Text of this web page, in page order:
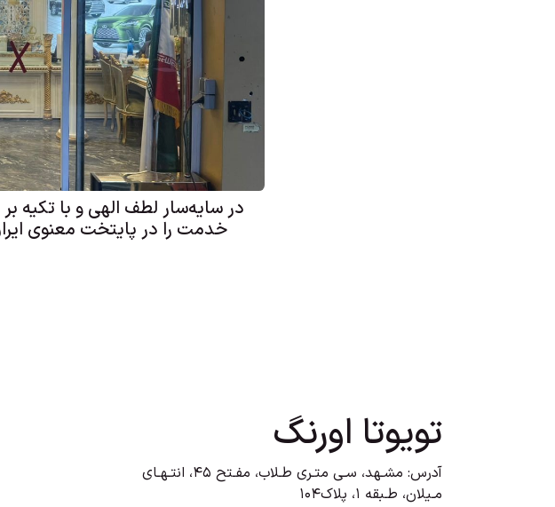
در سایه‌سار لطف الهی و با تکیه
خدمت را در پایتخت معنوی
تویوتا اورنگ
آدرس: مشـهد، سـی متـری طـلاب، مفـتح 45، انتـهـای
مـیلان، طـبقه 1، پلاک104